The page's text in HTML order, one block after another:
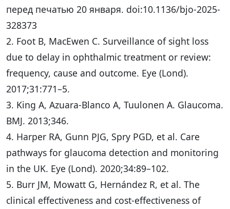
перед печатью 20 января. doi:10.1136/bjo-2025-
328373
2. Foot B, MacEwen C. Surveillance of sight loss
due to delay in ophthalmic treatment or review:
frequency, cause and outcome. Eye (Lond).
2017;31:771–5.
3. King A, Azuara-Blanco A, Tuulonen A. Glaucoma.
BMJ. 2013;346.
4. Harper RA, Gunn PJG, Spry PGD, et al. Care
pathways for glaucoma detection and monitoring
in the UK. Eye (Lond). 2020;34:89–102.
5. Burr JM, Mowatt G, Hernández R, et al. The
clinical effectiveness and cost-effectiveness of